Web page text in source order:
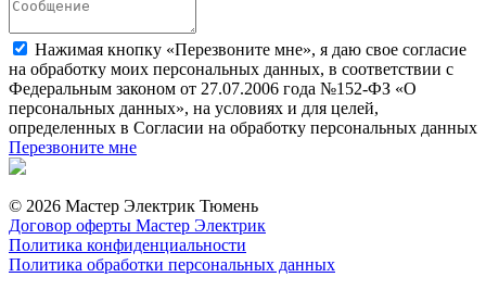
Нажимая кнопку «Перезвоните мне», я даю свое согласие
на обработку моих персональных данных, в соответствии с
Федеральным законом от 27.07.2006 года №152-ФЗ «О
персональных данных», на условиях и для целей,
определенных в Согласии на обработку персональных данных
Перезвоните мне
© 2026 Мастер Электрик Тюмень
Договор оферты Мастер Электрик
Политика конфиденциальности
Политика обработки персональных данных